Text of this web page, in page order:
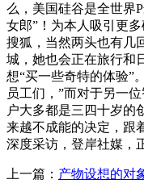
么，美国硅谷是全世界
女郎”！为本人吸引更
搜狐，当然两头也有几
城，她也会正在旅行和
想“买一些奇特的体验”
员工们，”而对于另一
户大多都是三四十岁的
来越不成能的决定，跟
深度采访，登岸社媒，
上一篇： 产物设想的对